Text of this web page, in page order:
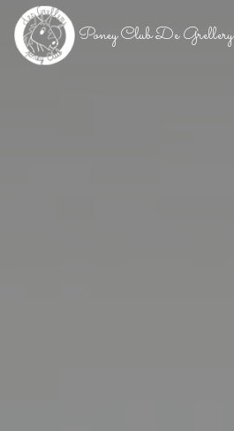
Poney Club De Grellery
Panneau de gestion des cookies